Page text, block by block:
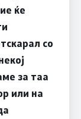
ќе
со
за таа
или на